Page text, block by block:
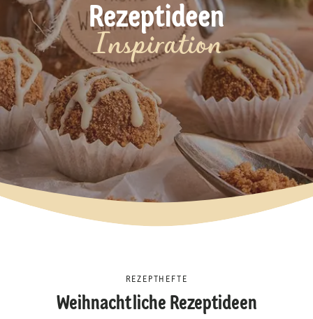
Rezeptideen
Inspiration
REZEPTHEFTE
Weihnachtliche Rezeptideen